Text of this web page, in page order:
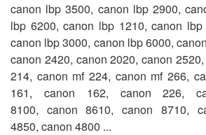
canon lbp 3500, canon lbp 2900,
lbp 6200, canon lbp 1210, canon
canon lbp 3000, canon lbp 6000,
canon 2420, canon 2020, canon
214, canon mf 224, canon mf 266,
161, canon 162, canon 226,
8100, canon 8610, canon 8710,
4850, canon 4800 ...